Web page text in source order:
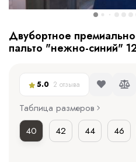
Двубортное
пальто "нежно-синий"
5.0 2 отзыва
Таблица размеров
40
42 44 46